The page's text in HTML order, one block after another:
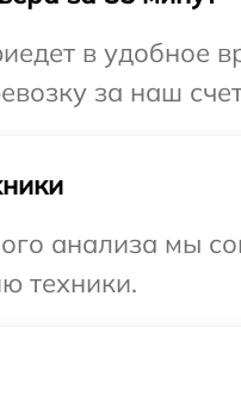
в удобное
за наш
анализа мы
техники.